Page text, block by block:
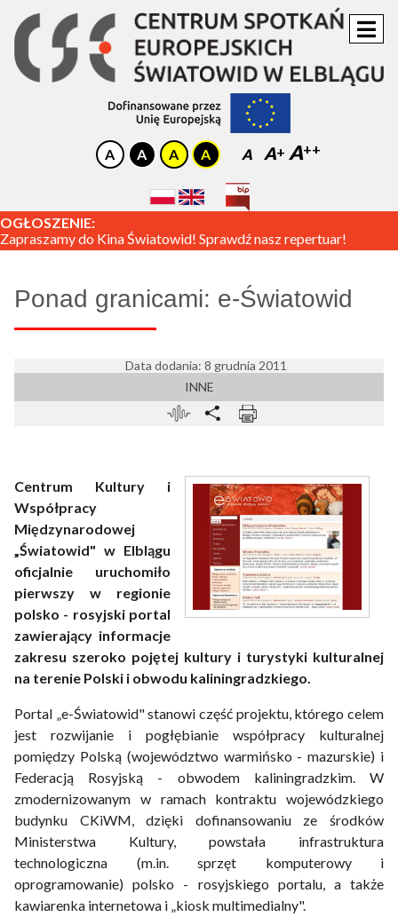
A A A
OGŁOSZENIE:
Zapraszamy do Kina Światowid! Sprawdź nasz repertuar!
Ponad granicami: e-Światowid
Data dodania: 8 grudnia 2011
INNE
Centrum Kultury i
Współpracy
Międzynarodowej
„Światowid" w Elblągu
oficjalnie uruchomiło
pierwszy w regionie
polsko - rosyjski portal
zawierający informacje
zakresu szeroko pojętej kultury i turystyki kulturalnej
na terenie Polski i obwodu kaliningradzkiego.
Portal „e-Światowid" stanowi część projektu, którego celem
jest rozwijanie i pogłębianie współpracy kulturalnej
pomiędzy Polską (województwo warmińsko - mazurskie) i
Federacją Rosyjską - obwodem kaliningradzkim. W
zmodernizowanym w ramach kontraktu wojewódzkiego
budynku CKiWM, dzięki dofinansowaniu ze środków
Ministerstwa Kultury, powstała infrastruktura
technologiczna (m.in. sprzęt komputerowy i
oprogramowanie) polsko - rosyjskiego portalu, a także
kawiarenka internetowa i „kiosk multimedialny".